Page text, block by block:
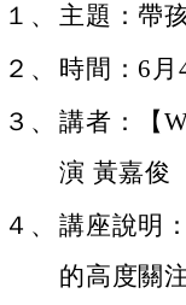
１、
主題：帶
２、
時間：6月
３、 講者：【
演 黃嘉俊
４、 講座說明
的高度關